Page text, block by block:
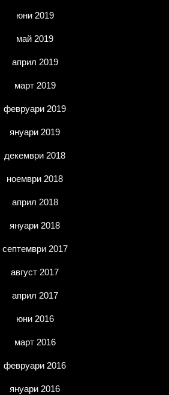
юни 2019
май 2019
април 2019
март 2019
февруари 2019
януари 2019
декември 2018
ноември 2018
април 2018
януари 2018
септември 2017
август 2017
април 2017
юни 2016
март 2016
февруари 2016
януари 2016